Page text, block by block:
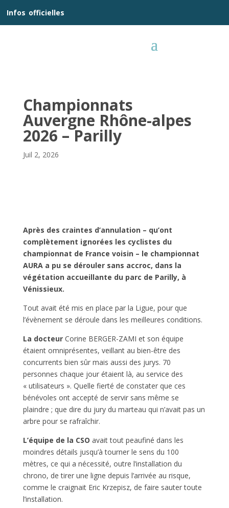
Infos officielles
Championnats
Auvergne Rhône-alpes
2026 – Parilly
Juil 2, 2026
Après des craintes d’annulation – qu’ont
complètement ignorées les cyclistes du
championnat de France voisin – le championnat
AURA a pu se dérouler sans accroc, dans la
végétation accueillante du parc de Parilly, à
Vénissieux.
Tout avait été mis en place par la Ligue, pour que
l’évènement se déroule dans les meilleures conditions.
La docteurCorine BERGER-ZAMI et son équipe
étaient omniprésentes, veillant au bien-être des
concurrents bien sûr mais aussi des jurys. 70
personnes chaque jour étaient là, au service des
« utilisateurs ». Quelle fierté de constater que ces
bénévoles ont accepté de servir sans même se
plaindre ; que dire du jury du marteau qui n’avait pas un
arbre pour se rafraîchir.
L’équipe de la CSO avait tout peaufiné dans les
moindres détails jusqu’à tourner le sens du 100
mètres, ce qui a nécessité, outre l’installation du
chrono, de tirer une ligne depuis l’arrivée au risque,
comme le craignait Eric Krzepisz, de faire sauter toute
l’installation.